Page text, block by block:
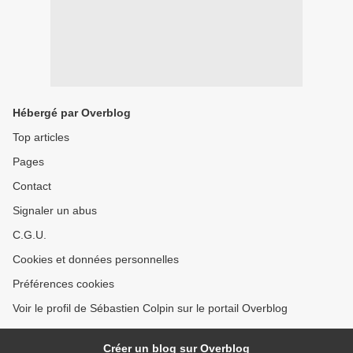
Hébergé par Overblog
Top articles
Pages
Contact
Signaler un abus
C.G.U.
Cookies et données personnelles
Préférences cookies
Voir le profil de Sébastien Colpin sur le portail Overblog
Créer un blog sur Overblog